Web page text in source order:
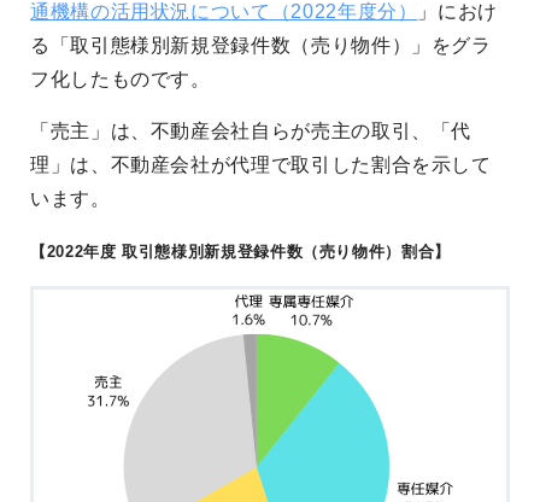
通機構の活用状況について（2022年度分）
」におけ
る「取引態様別新規登録件数（売り物件）」をグラ
フ化したものです。
「売主」は、不動産会社自らが売主の取引、「代
理」は、不動産会社が代理で取引した割合を示して
います。
【2022年度 取引態様別新規登録件数（売り物件）割合】